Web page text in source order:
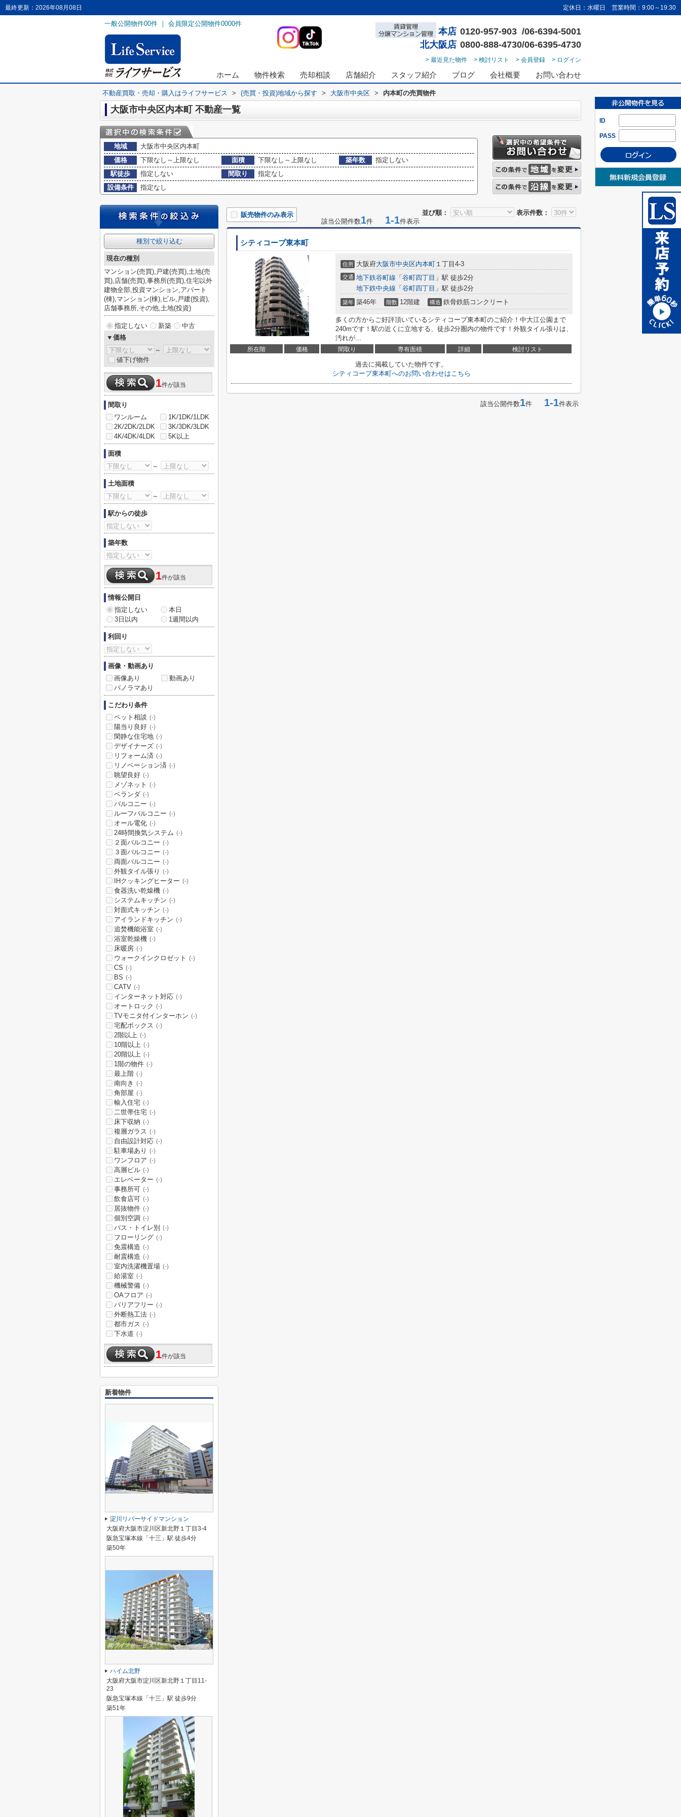
最終更新：2026年08月08日 定休日：水曜日 営業時間：9:00～19:30
一般公開物件00件 ｜ 会員限定公開物件0000件
本店 0120-957-903 /06-6394-5001
北大阪店 0800-888-4730/06-6395-4730
> 最近見た物件 > 検討リスト > 会員登録 > ログイン
ホーム 物件検索 売却相談 店舗紹介 スタッフ紹介 ブログ 会社概要 お問い合わせ
ID
PASS
不動産買取・売却・購入はライフサービス > (売買・投資)地域から探す > 大阪市中央区 > 内本町の売買物件
大阪市中央区内本町 不動産一覧
地域
大阪市中央区内本町
価格
下限なし～上限なし 面積 下限なし～上限なし 築年数
指定しない
駅徒歩
指定しない 間取り
指定なし
設備条件
指定なし
並び順： 表示件数：
販売物件のみ表示
該当公開件数1件 1-1件表示
シティコープ東本町
住所 大阪府大阪市中央区内本町 １丁目4-3
交通 地下鉄谷町線 「 谷町四丁目 」駅 徒歩2分
地下鉄中央線 「 谷町四丁目 」駅 徒歩2分
築年 築46年 階数 12階建 構造 鉄骨鉄筋コンクリート
多くの方からご好評頂いているシティコープ東本町のご紹介！中大江公園まで
240mです！駅の近くに立地する、徒歩2分圏内の物件です！外観タイル張りは、
汚れが...
所在階 価格 間取り 専有面積 詳細 検討リスト
過去に掲載していた物件です。
シティコープ東本町へのお問い合わせはこちら
該当公開件数1件 1-1件表示
種別で絞り込む
現在の種別
マンション(売買),戸建(売買),土地(売
買),店舗(売買),事務所(売買),住宅以外
建物全部,投資マンション,アパート
(棟),マンション(棟),ビル,戸建(投資),
店舗事務所,その他,土地(投資)
指定しない 新築
中古
▼価格
～
値下げ物件
1件が該当
間取り
ワンルーム
1K/1DK/1LDK
2K/2DK/2LDK
3K/3DK/3LDK
4K/4DK/4LDK
5K以上
面積
～
土地面積
～
駅からの徒歩
築年数
1件が該当
情報公開日
指定しない
本日
3日以内
1週間以内
利回り
画像・動画あり
画像あり
動画あり
パノラマあり
こだわり条件
ペット相談 (-)
陽当り良好 (-)
閑静な住宅地 (-)
デザイナーズ (-)
リフォーム済 (-)
リノベーション済 (-)
眺望良好 (-)
メゾネット (-)
ベランダ (-)
バルコニー (-)
ルーフバルコニー (-)
オール電化 (-)
24時間換気システム (-)
２面バルコニー (-)
３面バルコニー (-)
両面バルコニー (-)
外観タイル張り (-)
IHクッキングヒーター (-)
食器洗い乾燥機 (-)
システムキッチン (-)
対面式キッチン (-)
アイランドキッチン (-)
追焚機能浴室 (-)
浴室乾燥機 (-)
床暖房 (-)
ウォークインクロゼット (-)
CS (-)
BS (-)
CATV (-)
インターネット対応 (-)
オートロック (-)
TVモニタ付インターホン (-)
宅配ボックス (-)
2階以上 (-)
10階以上 (-)
20階以上 (-)
1階の物件 (-)
最上階 (-)
南向き (-)
角部屋 (-)
輸入住宅 (-)
二世帯住宅 (-)
床下収納 (-)
複層ガラス (-)
自由設計対応 (-)
駐車場あり (-)
ワンフロア (-)
高層ビル (-)
エレベーター (-)
事務所可 (-)
飲食店可 (-)
居抜物件 (-)
個別空調 (-)
バス・トイレ別 (-)
フローリング (-)
免震構造 (-)
耐震構造 (-)
室内洗濯機置場 (-)
給湯室 (-)
機械警備 (-)
OAフロア (-)
バリアフリー (-)
外断熱工法 (-)
都市ガス (-)
下水道 (-)
1件が該当
新着物件
淀川リバーサイドマンション
大阪府大阪市淀川区新北野１丁目3-4
阪急宝塚本線「十三」駅 徒歩4分
築50年
ハイム北野
大阪府大阪市淀川区新北野１丁目11-
23
阪急宝塚本線「十三」駅 徒歩9分
築51年